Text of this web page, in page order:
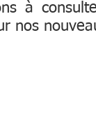
à
nos